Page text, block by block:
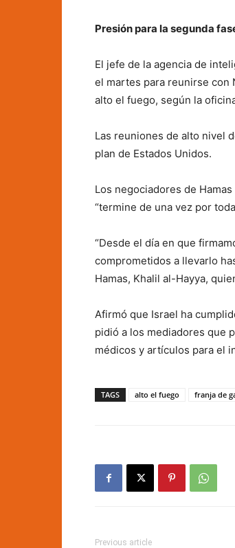
Presión para la segunda
El jefe de la agencia de
el martes para reunirse con
alto el fuego, según la
Las reuniones de alto nivel
plan de Estados Unidos.
Los negociadores de
“termine de una vez por
“Desde el día en que
comprometidos a llevarlo
Hamas, Khalil al-Hayya,
Afirmó que Israel ha
pidió a los mediadores que
médicos y artículos para el
TAGS alto el fuego franja de
Previous article